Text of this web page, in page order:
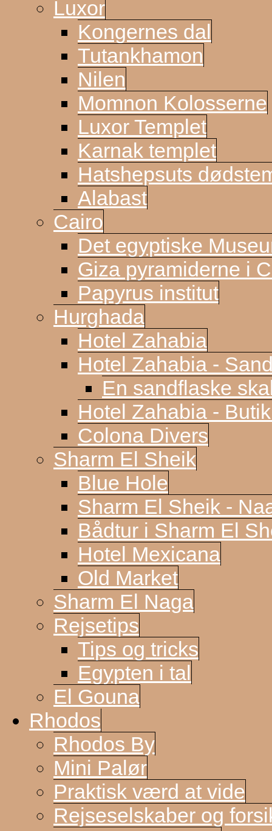
Luxor
Kongernes dal
Tutankhamon
Nilen
Momnon Kolosserne
Luxor Templet
Karnak templet
Hatshepsuts
Alabast
Cairo
Det egyptiske
Giza pyramiderne i
Papyrus institut
Hurghada
Hotel Zahabia
Hotel Zahabia -
En sandflaske
Hotel Zahabia -
Colona Divers
Sharm El Sheik
Blue Hole
Sharm El Sheik -
Bådtur i Sharm El
Hotel Mexicana
Old Market
Sharm El Naga
Rejsetips
Tips og tricks
Egypten i tal
El Gouna
Rhodos
Rhodos By
Mini Palør
Praktisk værd at vide
Rejseselskaber og